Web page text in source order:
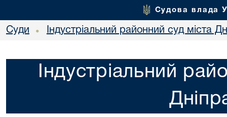
Судова влада
Суди • Індустріальний районний суд міста
Індустріальний